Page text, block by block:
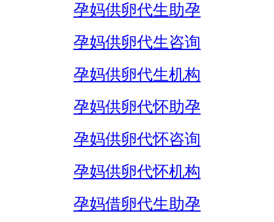
孕妈供卵代生助孕
孕妈供卵代生咨询
孕妈供卵代生机构
孕妈供卵代怀助孕
孕妈供卵代怀咨询
孕妈供卵代怀机构
孕妈借卵代生助孕